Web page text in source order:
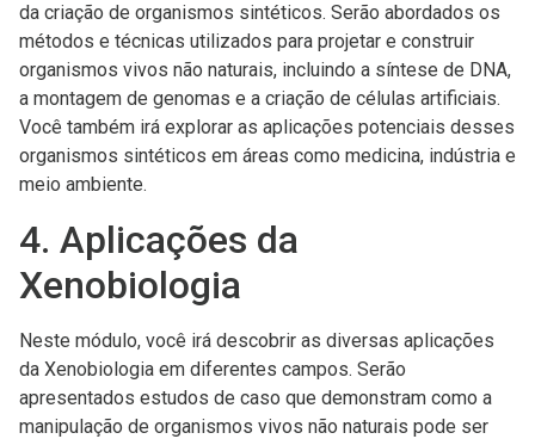
da criação de organismos sintéticos. Serão abordados os
métodos e técnicas utilizados para projetar e construir
organismos vivos não naturais, incluindo a síntese de DNA,
a montagem de genomas e a criação de células artificiais.
Você também irá explorar as aplicações potenciais desses
organismos sintéticos em áreas como medicina, indústria e
meio ambiente.
4. Aplicações da
Xenobiologia
Neste módulo, você irá descobrir as diversas aplicações
da Xenobiologia em diferentes campos. Serão
apresentados estudos de caso que demonstram como a
manipulação de organismos vivos não naturais pode ser